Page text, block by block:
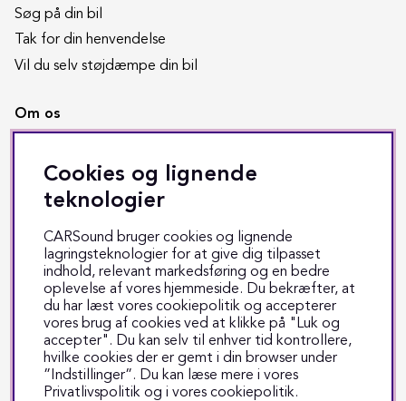
Søg på din bil
Tak for din henvendelse
Vil du selv støjdæmpe din bil
Om os
Copyright CARSound
Handelsbetingelser
Job hos CARSound
Om CARSound
Privatlivspolitik
Værkstedets åbningstider
Kundeservice
Returnering
Cookies og lignende
teknologier
CARSound bruger cookies og lignende
lagringsteknologier for at give dig tilpasset
indhold, relevant markedsføring og en bedre
oplevelse af vores hjemmeside. Du bekræfter, at
du har læst vores cookiepolitik og accepterer
vores brug af cookies ved at klikke på "Luk og
accepter". Du kan selv til enhver tid kontrollere,
hvilke cookies der er gemt i din browser under
”Indstillinger”. Du kan læse mere i vores
Privatlivspolitik og i vores cookiepolitik.